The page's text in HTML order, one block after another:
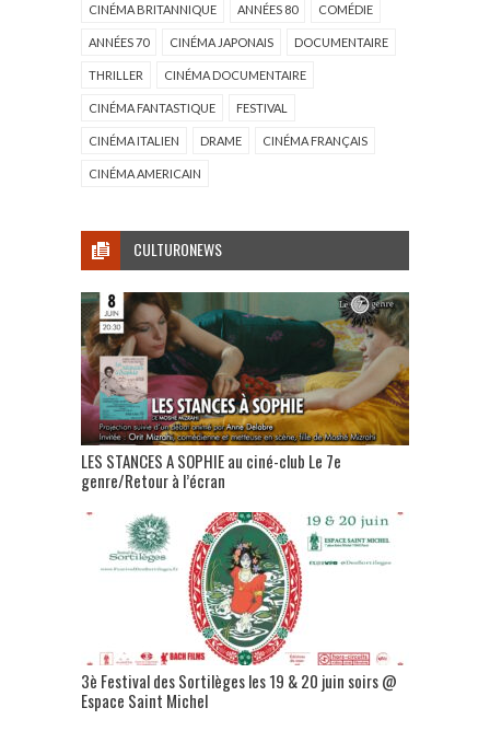
CINÉMA BRITANNIQUE ANNÉES 80 COMÉDIE
ANNÉES 70 CINÉMA JAPONAIS DOCUMENTAIRE
THRILLER CINÉMA DOCUMENTAIRE
CINÉMA FANTASTIQUE FESTIVAL
CINÉMA ITALIEN DRAME CINÉMA FRANÇAIS
CINÉMA AMERICAIN
CULTURONEWS
LES STANCES A SOPHIE au ciné-club Le 7e
genre/Retour à l’écran
3è Festival des Sortilèges les 19 & 20 juin soirs @
Espace Saint Michel